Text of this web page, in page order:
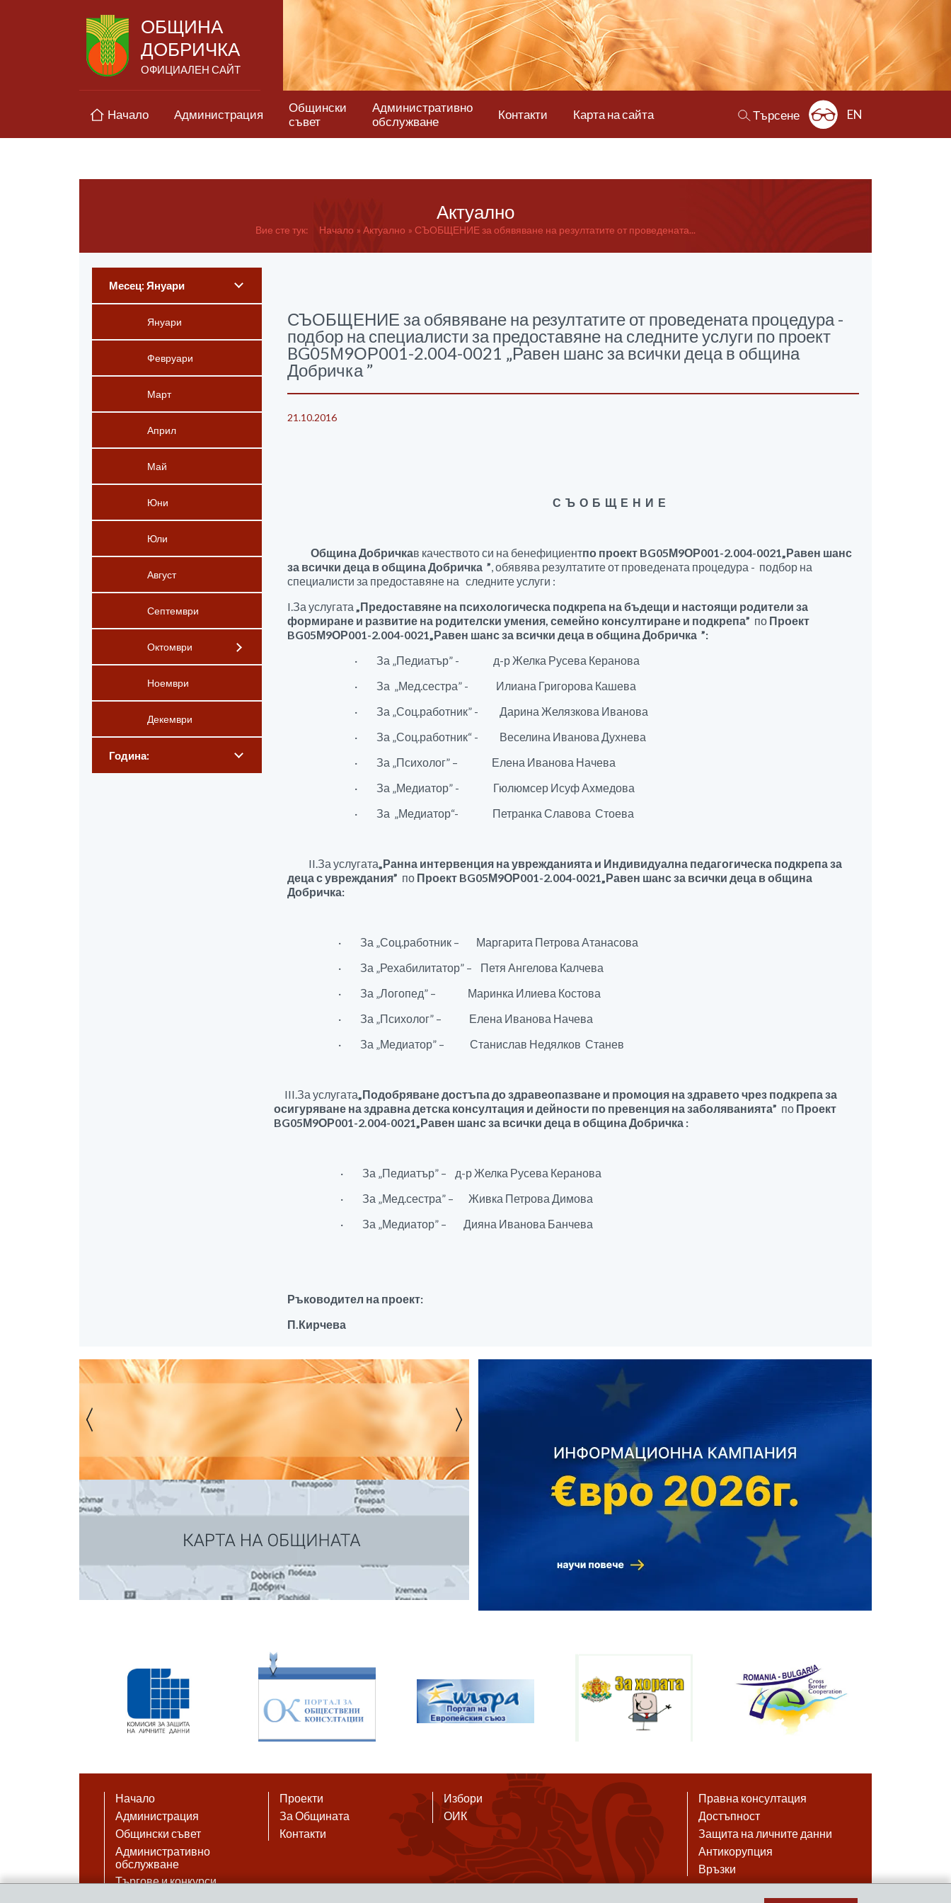
ОБЩИНА
ДОБРИЧКА
ОФИЦИАЛЕН САЙТ
Начало Администрация
Общински
съвет
Административно
обслужване
Контакти Карта на сайта Търсене EN
Актуално
Вие сте тук: Начало Актуално СЪОБЩЕНИЕ за обявяване на резултатите от проведената...
Месец: Януари
Януари
Февруари
Март
Април
Май
Юни
Юли
Август
Септември
Октомври
Ноември
Декември
Година:
СЪОБЩЕНИЕ за обявяване на резултатите от проведената процедура -
подбор на специалисти за предоставяне на следните услуги по проект
BG05М9ОР001-2.004-0021 „Равен шанс за всички деца в община
Добричка ”
21.10.2016
С Ъ О Б Щ Е Н И Е
Община Добричкав качеството си на бенефициентпо проект BG05М9ОР001-2.004-0021 „Равен шанс
за всички деца в община Добричка ” , обявява резултатите от проведената процедура - подбор на
специалисти за предоставяне на следните услуги :
I.За услугата „Предоставяне на психологическа подкрепа на бъдещи и настоящи родители за
формиране и развитие на родителски умения, семейно консултиране и подкрепа” по Проект
BG05М9ОР001-2.004-0021 „Равен шанс за всички деца в община Добричка ”:
· За „Педиатър” - д-р Желка Русева Керанова
· За „Мед.сестра” - Илиана Григорова Кашева
· За „Соц.работник” - Дарина Желязкова Иванова
· За „Соц.работник“ - Веселина Иванова Духнева
· За „Психолог” – Елена Иванова Начева
· За „Медиатор” - Гюлюмсер Исуф Ахмедова
· За „Медиатор“- Петранка Славова Стоева
II.За услугата „Ранна интервенция на уврежданията и Индивидуална педагогическа подкрепа за
деца с увреждания” по Проект BG05М9ОР001-2.004-0021 „Равен шанс за всички деца в община
Добричка:
· За „Соц.работник – Маргарита Петрова Атанасова
· За „Рехабилитатор” – Петя Ангелова Калчева
· За „Логопед” – Маринка Илиева Костова
· За „Психолог” – Елена Иванова Начева
· За „Медиатор” – Станислав Недялков Станев
III.За услугата „Подобряване достъпа до здравеопазване и промоция на здравето чрез подкрепа за
осигуряване на здравна детска консултация и дейности по превенция на заболяванията” по Проект
BG05М9ОР001-2.004-0021 „Равен шанс за всички деца в община Добричка :
· За „Педиатър” – д-р Желка Русева Керанова
· За „Мед.сестра” – Живка Петрова Димова
· За „Медиатор” – Дияна Иванова Банчева
Ръководител на проект:
П.Кирчева
Начало
Администрация
Общински съвет
Административно
обслужване
Търгове и конкурси
Проекти
За Общината
Контакти
Избори
ОИК
Правна консултация
Достъпност
Защита на личните данни
Антикорупция
Връзки